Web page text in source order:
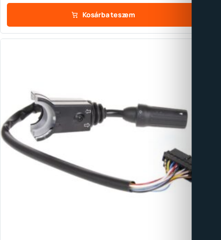
Kosárba teszem